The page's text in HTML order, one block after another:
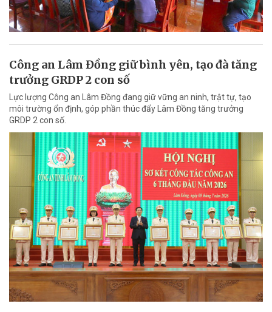
Công an Lâm Đồng giữ bình yên, tạo đà tăng
trưởng GRDP 2 con số
Lực lượng Công an Lâm Đồng đang giữ vững an ninh, trật tự, tạo
môi trường ổn định, góp phần thúc đẩy Lâm Đồng tăng trưởng
GRDP 2 con số.